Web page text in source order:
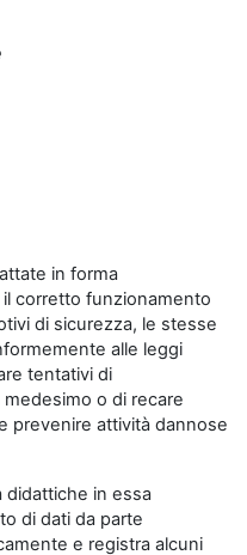
in forma
corretto funzionamento
di sicurezza, le stesse
alle leggi
tentativi di
o di recare
prevenire attività dannose
didattiche in essa
di dati da parte
e registra alcuni